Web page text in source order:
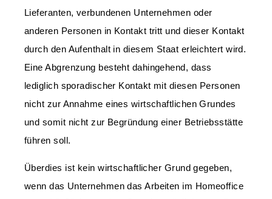
Lieferanten, verbundenen Unternehmen oder
anderen Personen in Kontakt tritt und dieser Kontakt
durch den Aufenthalt in diesem Staat erleichtert wird.
Eine Abgrenzung besteht dahingehend, dass
lediglich sporadischer Kontakt mit diesen Personen
nicht zur Annahme eines wirtschaftlichen Grundes
und somit nicht zur Begründung einer Betriebsstätte
führen soll.
Überdies ist kein wirtschaftlicher Grund gegeben,
wenn das Unternehmen das Arbeiten im Homeoffice